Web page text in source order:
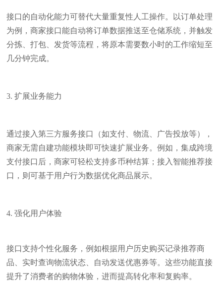
接口的自动化能力可替代大量重复性人工操作。以订单处理
为例，商家接口能自动将订单数据推送至仓储系统，并触发
分拣、打包、发货等流程，将原本需要数小时的工作缩短至
几分钟完成。
3. 扩展业务能力
通过接入第三方服务接口（如支付、物流、广告投放等），
商家无需自建功能模块即可快速扩展业务。例如，集成跨境
支付接口后，商家可轻松支持多币种结算；接入智能推荐接
口，则可基于用户行为数据优化商品展示。
4. 强化用户体验
接口支持个性化服务，例如根据用户历史购买记录推荐商
品、实时查询物流状态、自动发送优惠券等。这些功能直接
提升了消费者的购物体验，进而提高转化率和复购率。